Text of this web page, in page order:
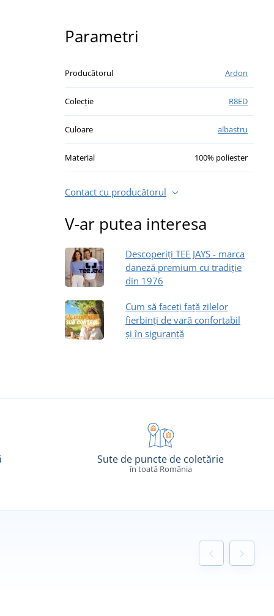
Parametri
Producătorul Ardon
Colecție R8ED
Culoare albastru
Material 100% poliester
Contact cu producătorul
V-ar putea interesa
Descoperiți TEE JAYS - marca
daneză premium cu tradiție
din 1976
Cum să faceți față zilelor
fierbinți de vară confortabil
și în siguranță
Sute de puncte de coletărie
în toată România